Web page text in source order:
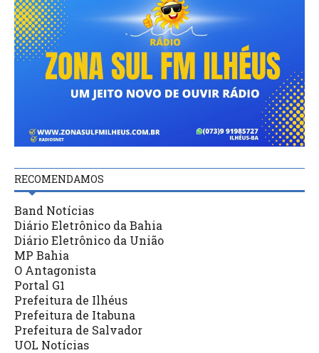
RECOMENDAMOS
Band Notícias
Diário Eletrônico da Bahia
Diário Eletrônico da União
MP Bahia
O Antagonista
Portal G1
Prefeitura de Ilhéus
Prefeitura de Itabuna
Prefeitura de Salvador
UOL Notícias